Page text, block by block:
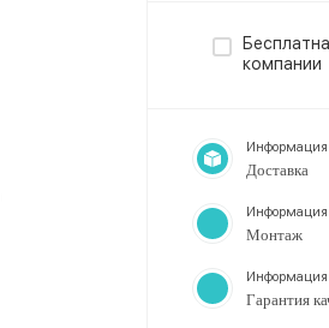
компании
Информация
Доставка
Информация
Монтаж
Информация
Гарантия